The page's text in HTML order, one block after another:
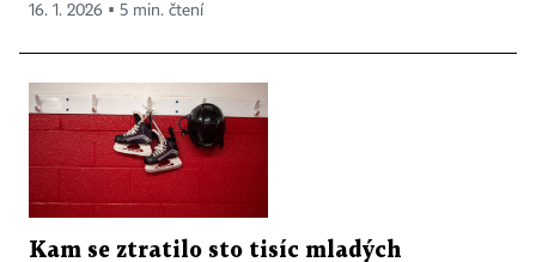
16. 1. 2026 ▪ 5 min. čtení
Kam se ztratilo sto tisíc mladých